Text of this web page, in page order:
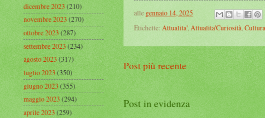
alle gennaio 14, 2025
Etichette: Attualita', Attualita'Curiosità, Cultura
Post più recente
Post in evidenza
dicembre 2023(210)
novembre 2023(270)
ottobre 2023(287)
settembre 2023(234)
agosto 2023(317)
luglio 2023(350)
giugno 2023(355)
maggio 2023(294)
aprile 2023(259)